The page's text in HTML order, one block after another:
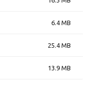
6.4 MB
25.4 MB
13.9 MB